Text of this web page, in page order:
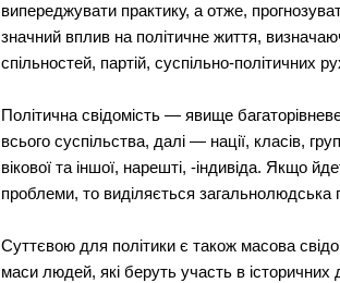
випереджувати практику, а отже,
значний вплив на політичне життя,
спільностей, партій, суспільно-політичних
Політична свідомість — явище
всього суспільства, далі — нації, класів,
вікової та іншої, нарешті, -індивіда. Якщо
проблеми, то виділяється загальнолюдська
Суттєвою для політики є також масова
маси людей, які беруть участь в